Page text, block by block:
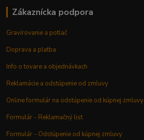
Zákaznícka podpora
Gravírovanie a potlač
Doprava a platba
Info o tovare a objednávkach
Reklamácie a odstúpenie od zmluvy
Online formulár na odstúpenie od kúpnej zmluvy
Formulár - Reklamačný list
Formulár - Odstúpenie od kúpnej zmluvy